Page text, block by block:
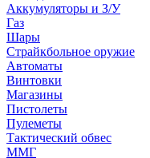
Аккумуляторы и З/У
Газ
Шары
Страйкбольное оружие
Автоматы
Винтовки
Магазины
Пистолеты
Пулеметы
Тактический обвес
ММГ